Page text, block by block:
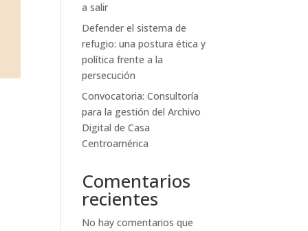
a salir
Defender el sistema de
refugio: una postura ética y
política frente a la
persecución
Convocatoria: Consultoría
para la gestión del Archivo
Digital de Casa
Centroamérica
Comentarios
recientes
No hay comentarios que